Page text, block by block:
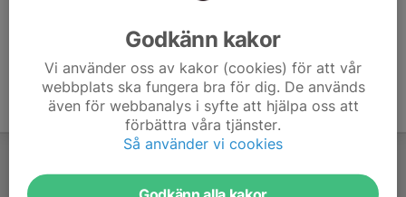
Godkänn kakor
Vi använder oss av kakor (cookies) för att vår
webbplats ska fungera bra för dig. De används
även för webbanalys i syfte att hjälpa oss att
förbättra våra tjänster.
Så använder vi cookies